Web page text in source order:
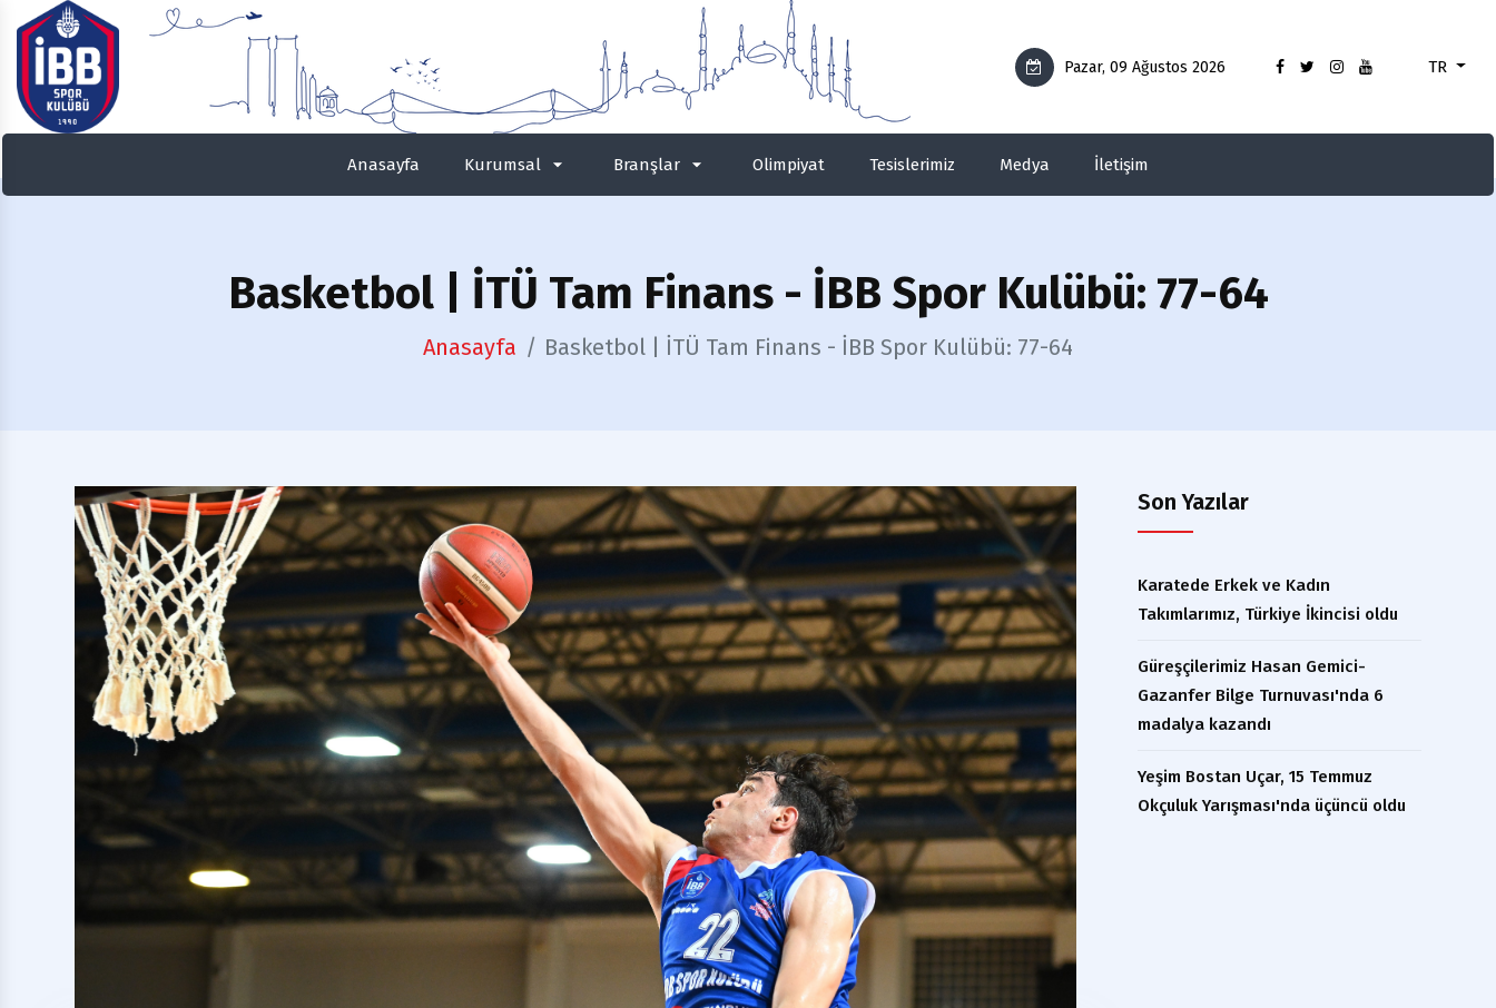
Pazar, 09 Ağustos 2026 TR
Anasayfa Kurumsal Branşlar Olimpiyat Tesislerimiz Medya İletişim
Basketbol| İTÜ Tam Finans - İBB Spor Kulübü: 77-64
Anasayfa Basketbol | İTÜ Tam Finans - İBB Spor Kulübü: 77-64
Son Yazılar
Karatede Erkek ve Kadın
Takımlarımız, Türkiye İkincisi oldu
Güreşçilerimiz Hasan Gemici-
Gazanfer Bilge Turnuvası'nda 6
madalya kazandı
Yeşim Bostan Uçar, 15 Temmuz
Okçuluk Yarışması'nda üçüncü oldu